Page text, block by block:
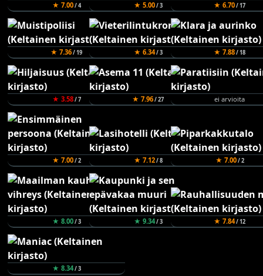
★ 7.00/ 4 ★ 5.00/ 3 ★ 6.70/ 17
★ 7.36/ 19 ★ 6.34/ 3 ★ 7.88/ 18
★ 3.58/ 7 ★ 7.96/ 27 ei arvioita
★ 7.00/ 2 ★ 7.12/ 8 ★ 7.00/ 2
★ 8.00/ 3 ★ 9.34/ 3 ★ 7.84/ 12
★ 8.34/ 3